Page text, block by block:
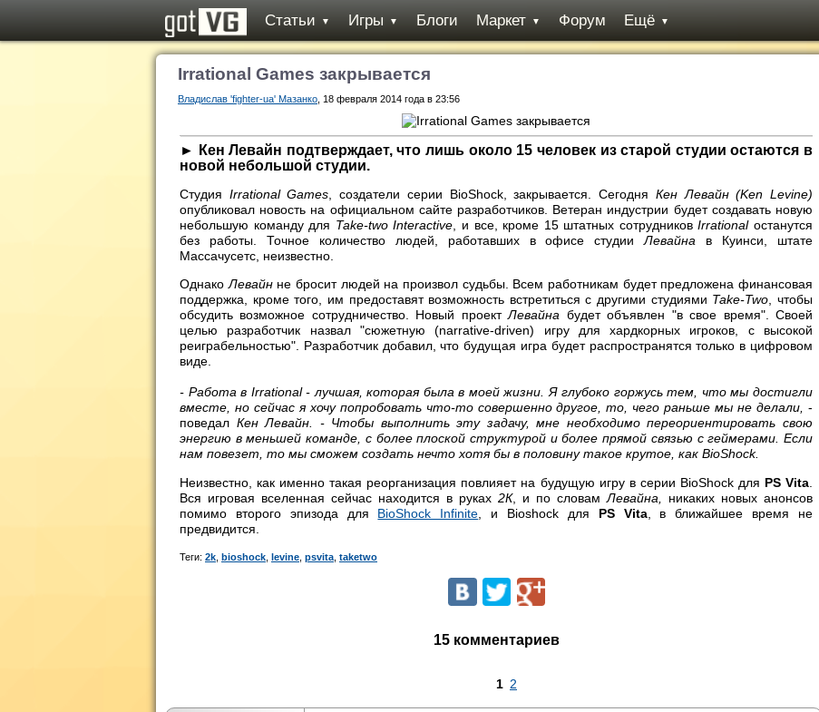
Статьи ▼ Игры ▼ Блоги Маркет ▼ Форум Ещё ▼
Irrational Games закрывается
Владислав 'fighter-ua' Мазанко , 18 февраля 2014 года в 23:56
► Кен Левайн подтверждает, что лишь около 15 человек из старой студии остаются в
новой небольшой студии.
Студия Irrational Games , создатели серии BioShock, закрывается. Сегодня Кен Левайн (Ken Levine)
опубликовал новость на официальном сайте разработчиков. Ветеран индустрии будет создавать новую
небольшую команду для Take-two Interactive , и все, кроме 15 штатных сотрудниковIrrationalостанутся
без работы. Точное количество людей, работавших в офисе студииЛевайна в Куинси, штате
Массачусетс, неизвестно.
Однако Левайн не бросит людей на произвол судьбы. Всем работникам будет предложена финансовая
поддержка, кроме того, им предоставят возможность встретиться с другими студиями Take-Two , чтобы
обсудить возможное сотрудничество. Новый проектЛевайна будет объявлен "в свое время". Своей
целью разработчик назвал "сюжетную (narrative-driven) игру для хардкорных игроков, с высокой
реиграбельностью". Разработчик добавил, что будущая игра будет распространятся только в цифровом
виде.
- Работа в Irrational - лучшая, которая была в моей жизни. Я глубоко горжусь тем, что мы достигли
вместе, но сейчас я хочу попробовать что-то совершенно другое, то, чего раньше мы не делали, -
поведал Кен Левайн. - Чтобы выполнить эту задачу, мне необходимо переориентировать свою
энергию в меньшей команде, с более плоской структурой и более прямой связью с геймерами. Если
нам повезет, то мы сможем создать нечто хотя бы в половину такое крутое, как BioShock.
Неизвестно, как именно такая реорганизация повлияет на будущую игру в серии BioShock для PS Vita
Вся игровая вселенная сейчас находится в руках 2К, и по словам Левайна,
никаких новых анонсов
помимо второго эпизода для BioShock Infinite , и Bioshock для PS Vita, в ближайшее время не
предвидится.
Теги: 2k bioshock levine psvita taketwo
15 комментариев
1 2